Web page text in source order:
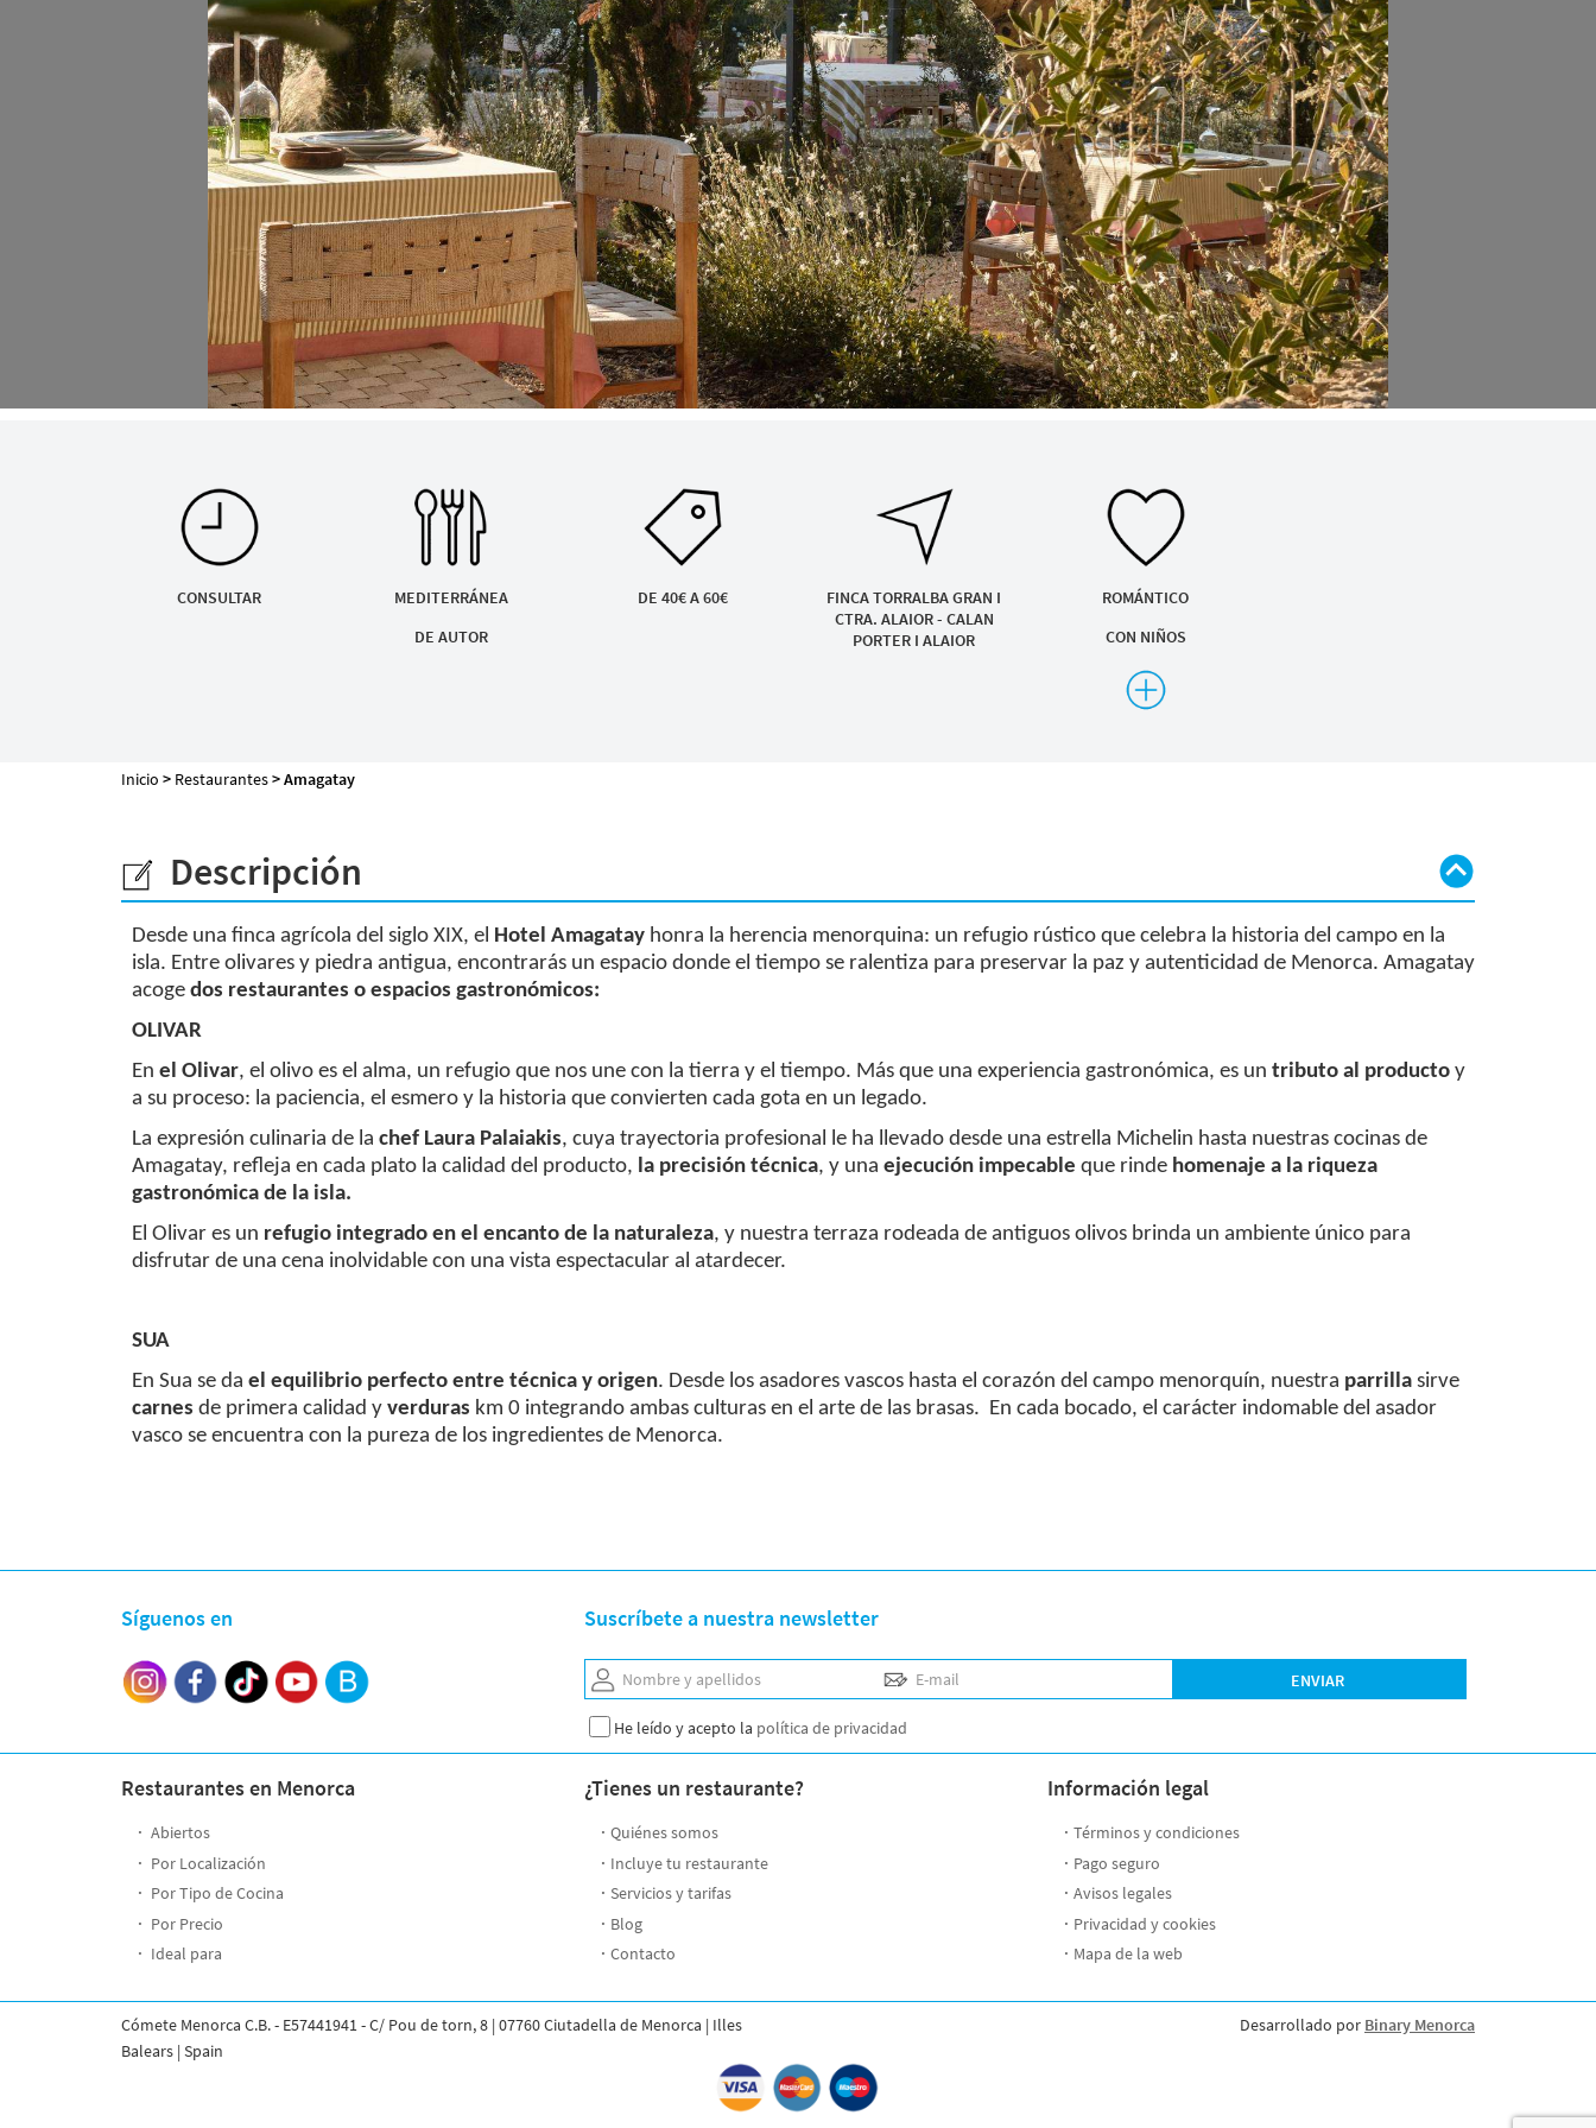
Incluye tu restaurante
Información legal
Privacidad y cookies
Mapa de la web
CONSULTAR
MEDITERRÁNEA
DE AUTOR
DE 40€ A 60€
FINCA TORRALBA GRAN I
CTRA. ALAIOR - CALAN
PORTER I ALAIOR
ROMÁNTICO
CON NIÑOS
TERRAZA - PATIO
OPCIONES SIN GLUTEN
Inicio > Restaurantes> Amagatay
Descripción
Desde una finca agrícola del siglo XIX, el Hotel Amagatay honra la herencia menorquina: un refugio rústico que celebra la historia del campo en la
isla. Entre olivares y piedra antigua, encontrarás un espacio donde el tiempo se ralentiza para preservar la paz y autenticidad de Menorca. Amagatay
acoge dos restaurantes o espacios gastronómicos:
OLIVAR
En el Olivar, el olivo es el alma, un refugio que nos une con la tierra y el tiempo. Más que una experiencia gastronómica, es un tributo al producto y
a su proceso: la paciencia, el esmero y la historia que convierten cada gota en un legado.
La expresión culinaria de la chef Laura Palaiakis, cuya trayectoria profesional le ha llevado desde una estrella Michelin hasta nuestras cocinas de
Amagatay, refleja en cada plato la calidad del producto, la precisión técnica, y una ejecución impecable que rinde homenaje a la riqueza
gastronómica de la isla.
El Olivar es un refugio integrado en el encanto de la naturaleza, y nuestra terraza rodeada de antiguos olivos brinda un ambiente único para
disfrutar de una cena inolvidable con una vista espectacular al atardecer.
SUA
En Sua se da el equilibrio perfecto entre técnica y origen. Desde los asadores vascos hasta el corazón del campo menorquín, nuestra parrilla sirve
carnes de primera calidad y verduras km 0 integrando ambas culturas en el arte de las brasas. En cada bocado, el carácter indomable del asador
vasco se encuentra con la pureza de los ingredientes de Menorca.
¿Cómo podemos ayudarte?
ENVIAR SOLICITUD
Al enviar aceptas lapolítica de privacidad
Síguenos en Suscríbete a nuestra newsletter
Nombre y apellidos E-mail ENVIAR
He leído y acepto la política de privacidad
Restaurantes en Menorca
Abiertos
Por Localización
Por Tipo de Cocina
Por Precio
Ideal para
¿Tienes un restaurante?
Quiénes somos
Incluye tu restaurante
Servicios y tarifas
Blog
Contacto
Información legal
Términos y condiciones
Pago seguro
Avisos legales
Privacidad y cookies
Mapa de la web
Cómete Menorca C.B. - E57441941 - C/ Pou de torn, 8 | 07760 Ciutadella de Menorca | Illes
Balears | Spain
Desarrollado por Binary Menorca